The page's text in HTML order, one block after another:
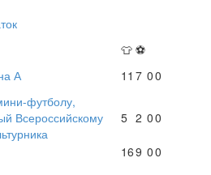
👕 ⚽
А 11 7 00
футболу,
Всероссийскому
5 2 00
169 00